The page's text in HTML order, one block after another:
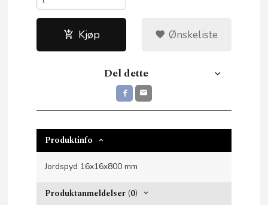
Kjøp Ønskeliste
Del dette
Produktinfo
Jordspyd 16x16x800 mm
Produktanmeldelser (0)